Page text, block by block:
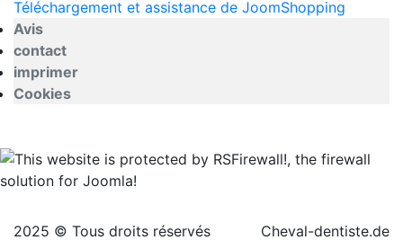
Téléchargement et assistance de JoomShopping
Avis
contact
imprimer
Cookies
2025 © Tous droits réservés Cheval-dentiste.de